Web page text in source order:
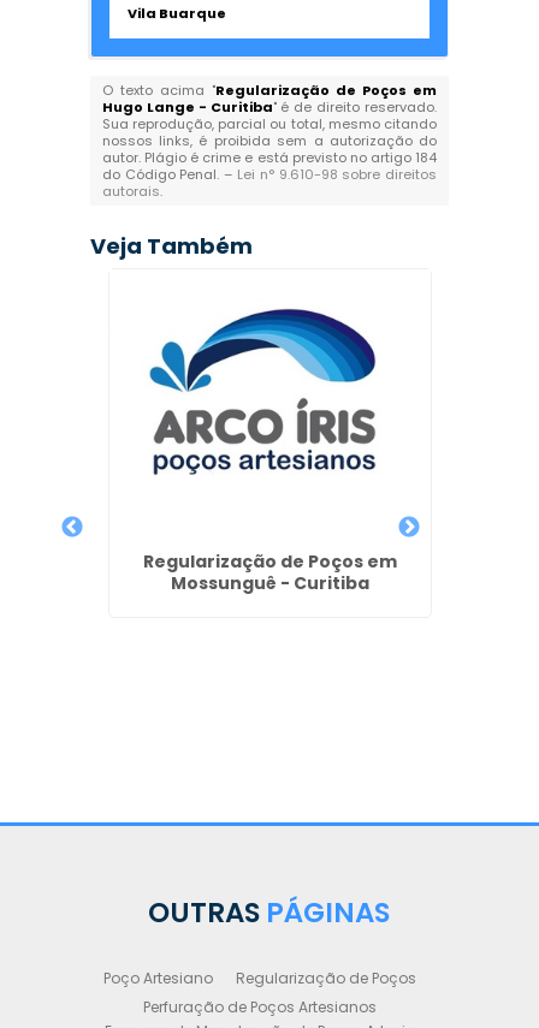
Vila Buarque
O texto acima "Regularização de Poços em
Hugo Lange - Curitiba" é de direito reservado.
Sua reprodução, parcial ou total, mesmo citando
nossos links, é proibida sem a autorização do
autor. Plágio é crime e está previsto no artigo 184
do Código Penal. – Lei n° 9.610-98 sobre direitos
autorais.
Veja Também
Regularização de Poços em
Mossunguê - Curitiba
OUTRAS PÁGINAS
Poço Artesiano
Regularização de Poços
Perfuração de Poços Artesianos